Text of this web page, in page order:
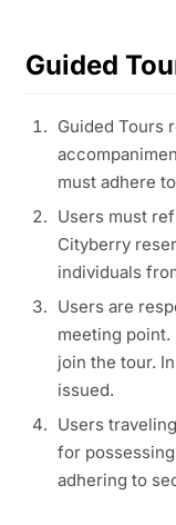
Guided
Guided Tours
must adhere
Users must
Cityberry
individuals
Users are
meeting
join the tour.
issued.
Users
for
adhering to